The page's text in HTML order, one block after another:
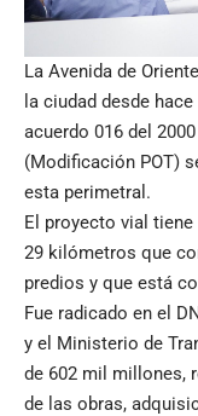
La Avenida de
la ciudad desde
acuerdo 016 del
(Modificación POT)
esta perimetral.
El proyecto vial
29 kilómetros que
predios y que está
Fue radicado en el
y el Ministerio de
de 602 mil millones,
de las obras,